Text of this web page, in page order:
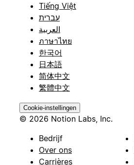
Tiếng Việt
עברית
العربية
ภาษาไทย
한국어
日本語
简体中文
繁體中文
Cookie-instellingen
© 2026 Notion Labs, Inc.
Bedrijf
Over ons
Carrières